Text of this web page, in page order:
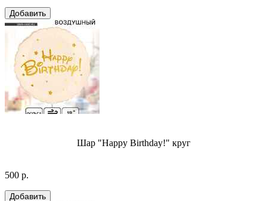
Шар "Happy Birthday!" круг
500 р.